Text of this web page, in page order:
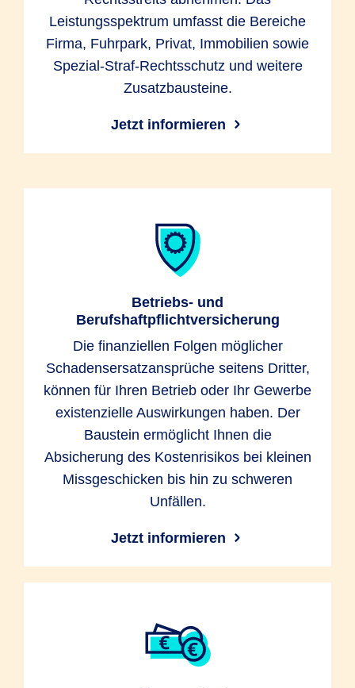
Leistungsspektrum umfasst die Bereiche
Firma, Fuhrpark, Privat, Immobilien sowie
Spezial-Straf-Rechtsschutz und weitere
Zusatzbausteine.
Jetzt informieren
Betriebs- und
Berufshaftpflichtversicherung
Die finanziellen Folgen möglicher
Schadensersatzansprüche seitens Dritter,
können für Ihren Betrieb oder Ihr Gewerbe
existenzielle Auswirkungen haben. Der
Baustein ermöglicht Ihnen die
Absicherung des Kostenrisikos bei kleinen
Missgeschicken bis hin zu schweren
Unfällen.
Jetzt informieren